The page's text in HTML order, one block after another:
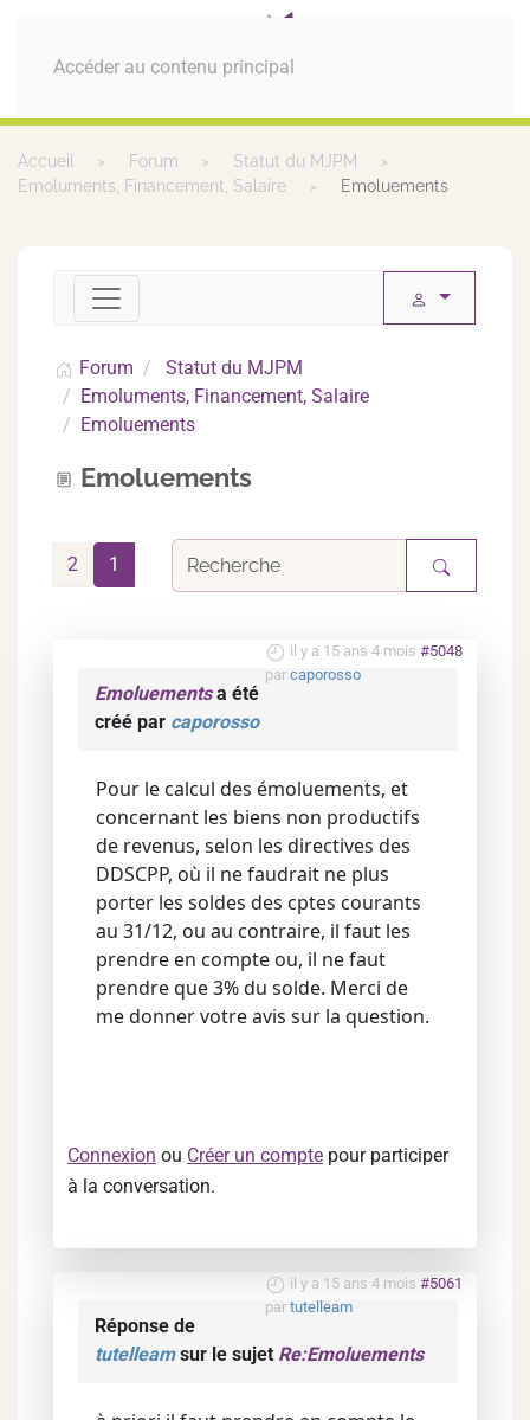
Accéder au contenu principal
MENU
Accueil Forum
Statut du MJPM
Emoluments, Financement, Salaire
Emoluements
Forum
Statut du MJPM
Emoluments, Financement, Salaire
Emoluements
Emoluements
1
2
il y a 15 ans 4 mois #5048
par caporosso
Emoluementsa été
créé par caporosso
Pour le calcul des émoluements, et
concernant les biens non productifs
de revenus, selon les directives des
DDSCPP, où il ne faudrait ne plus
porter les soldes des cptes courants
au 31/12, ou au contraire, il faut les
prendre en compte ou, il ne faut
prendre que 3% du solde. Merci de
me donner votre avis sur la question.
Connexion ou Créer un compte pour participer
à la conversation.
il y a 15 ans 4 mois #5061
par tutelleam
Réponse de
tutelleamsur le sujet Re:Emoluements